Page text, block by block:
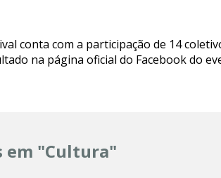
conta com a participação de 14
na página oficial do Facebook do
em "Cultura"